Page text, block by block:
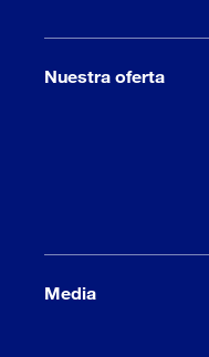
Nuestra oferta
Media